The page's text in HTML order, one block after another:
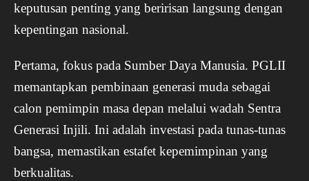
keputusan penting yang beririsan langsung dengan
kepentingan nasional.
Pertama, fokus pada Sumber Daya Manusia. PGLII
memantapkan pembinaan generasi muda sebagai
calon pemimpin masa depan melalui wadah Sentra
Generasi Injili. Ini adalah investasi pada tunas-tunas
bangsa, memastikan estafet kepemimpinan yang
berkualitas.